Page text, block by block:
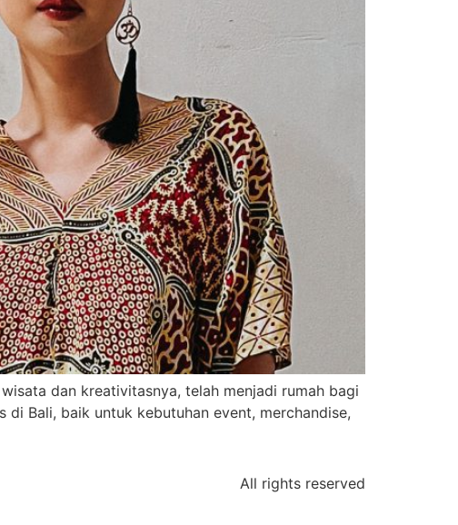
dan kreativitasnya, telah menjadi rumah bagi
Bali, baik untuk kebutuhan event, merchandise,
All rights reserved